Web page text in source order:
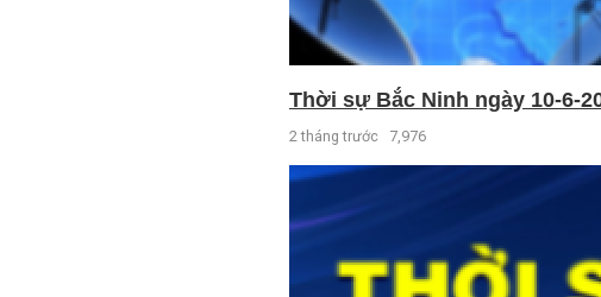
Thời sự Bắc Ninh ngày 10-6-
2 tháng trước 7,976